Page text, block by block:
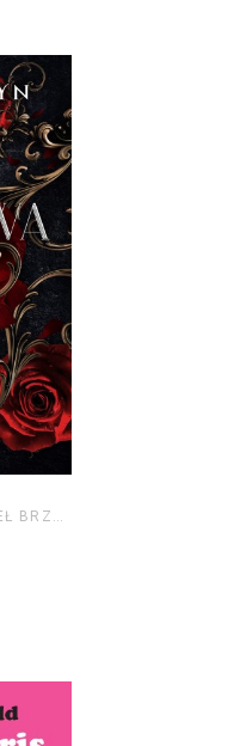
INSIGNIS MEDIA S.C. PAWEŁ BRZOZOWSKI TOMASZ BRZOZOWSKI